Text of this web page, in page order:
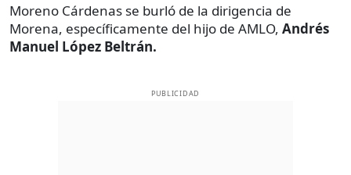
Moreno Cárdenas se burló de la dirigencia de
Morena, específicamente del hijo de AMLO, Andrés
Manuel López Beltrán.
PUBLICIDAD